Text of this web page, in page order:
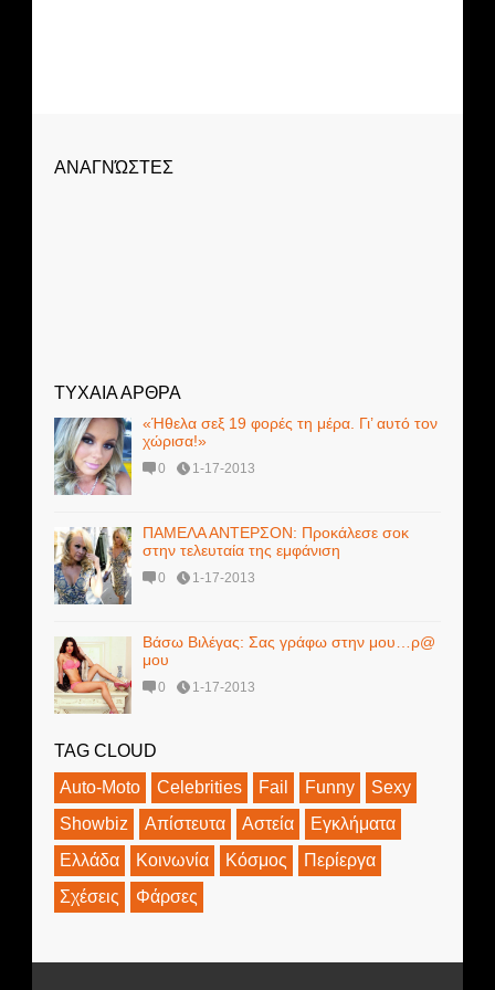
ΑΝΑΓΝΏΣΤΕΣ
ΤΥΧΑΙΑ ΑΡΘΡΑ
«Ήθελα σεξ 19 φορές τη μέρα. Γι’ αυτό τον
χώρισα!»
0 1-17-2013
ΠΑΜΕΛΑ ΑΝΤΕΡΣΟΝ: Προκάλεσε σοκ
στην τελευταία της εμφάνιση
0 1-17-2013
Βάσω Βιλέγας: Σας γράφω στην μου…ρ@
μου
0 1-17-2013
TAG CLOUD
Auto-Moto
Celebrities Fail Funny
Sexy
Showbiz
Απίστευτα Αστεία
Εγκλήματα
Ελλάδα
Κοινωνία Κόσμος
Περίεργα
Σχέσεις
Φάρσες